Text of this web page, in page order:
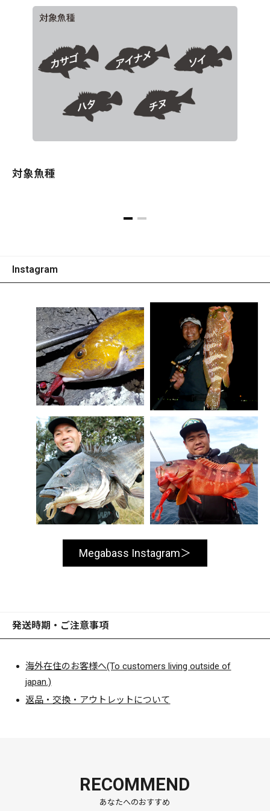
対象魚種
Instagram
Megabass Instagram
発送時期・ご注意事項
海外在住のお客様へ(To customers living outside of
japan.)
返品・交換・アウトレットについて
RECOMMEND
あなたへのおすすめ